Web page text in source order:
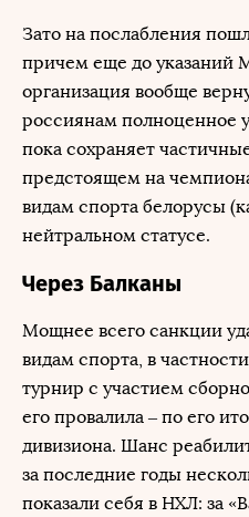
Зато на послабления
причем еще до указаний
организация вообще
россиянам полноценное
пока сохраняет
предстоящем на
видам спорта белорусы
нейтральном статусе.
Через Балканы
Мощнее всего санкции
видам спорта, в
турнир с участием
его провалила – по его
дивизиона. Шанс
за последние годы
показали себя в НХЛ: за